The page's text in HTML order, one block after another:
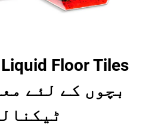
بچوں کے لئے